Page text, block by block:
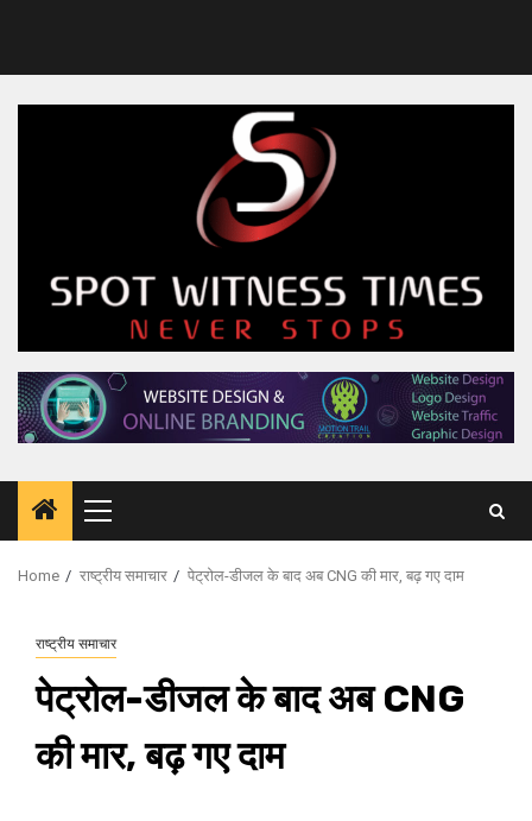
Primary
Menu
Home राष्ट्रीय समाचार पेट्रोल-डीजल के बाद अब CNG की मार, बढ़ गए दाम
राष्ट्रीय समाचार
पेट्रोल-डीजल के बाद अब CNG
की मार, बढ़ गए दाम